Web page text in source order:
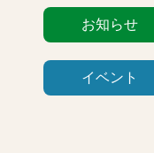
お知らせ
イベント